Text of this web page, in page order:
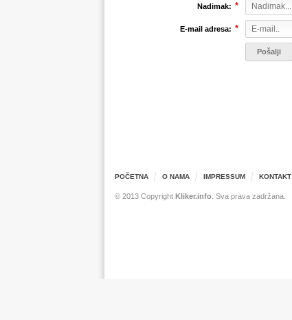
Nadimak: *
E-mail adresa: *
POČETNA O NAMA IMPRESSUM KONTAKT
© 2013 Copyright Kliker.info. Sva prava zadržana.